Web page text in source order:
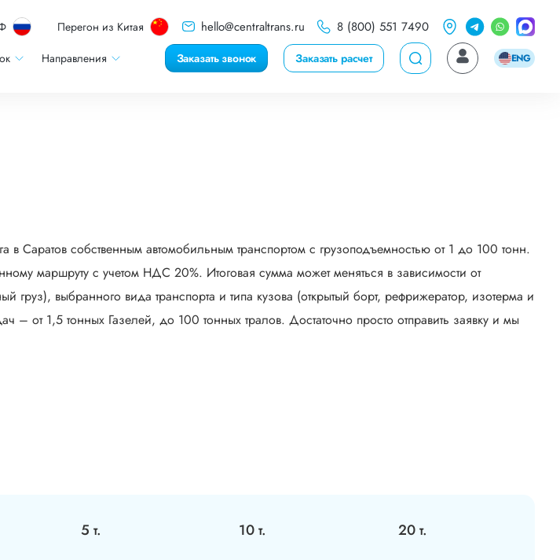
Перегон из Китая hello@centraltrans.ru 8 (800) 551 7490
Направления Заказать звонок Заказать расчет ENG
в Саратов собственным автомобильным транспортом с грузоподъемностью от 1 до 100 тонн.
маршруту с учетом НДС 20%. Итоговая сумма может меняться в зависимости от
выбранного вида транспорта и типа кузова (открытый борт, рефрижератор, изотерма и
от 1,5 тонных Газелей, до 100 тонных тралов. Достаточно просто отправить заявку и мы
5 т. 10 т. 20 т.